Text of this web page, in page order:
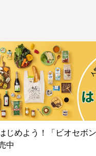
じめよう！「ビオセボ
中